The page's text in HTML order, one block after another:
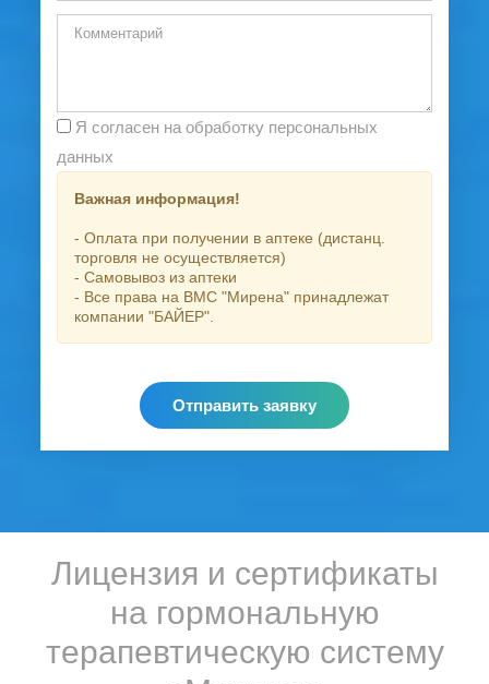
данных
Важная информация!
- Оплата при получении в аптеке (дистанц.
торговля не осуществляется)
- Самовывоз из аптеки
- Все права на ВМС "Мирена" принадлежат
компании "БАЙЕР".
Отправить заявку
Лицензия и сертификаты
на гормональную
терапевтическую систему